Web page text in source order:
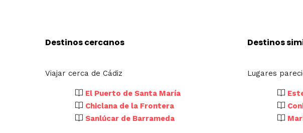
Destinos cercanos
Viajar cerca de Cádiz
El Puerto de Santa María
Chiclana de la Frontera
Sanlúcar de Barrameda
Destinos
Lugares